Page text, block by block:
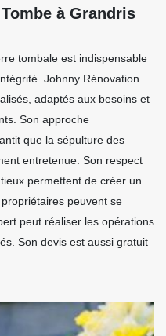
à Grandris
tombale est indispensable
Johnny Rénovation
adaptés aux besoins et
Son approche
que la sépulture des
entretenue. Son respect
permettent de créer un
peuvent se
peut réaliser les opérations
Son devis est aussi gratuit